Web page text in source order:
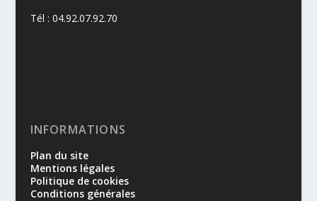
Tél : 04.92.07.92.70
INFORMATIONS
Plan du site
Mentions légales
Politique de cookies
Conditions générales